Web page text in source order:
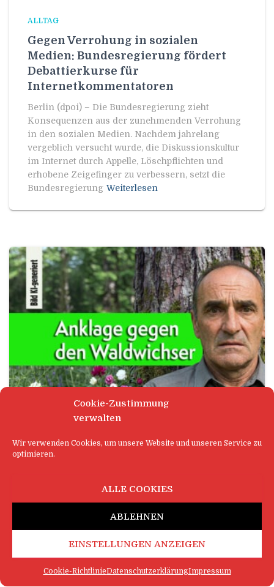
Cookie-Zustimmung
verwalten
Wir verwenden Cookies, um unsere Website und unseren Service zu
optimieren.
ALLE COOKIES
ABLEHNEN
EINSTELLUNGEN ANZEIGEN
Cookie-RichtlinieDatenschutzerklärungImpressum
ALLTAG
Gegen Verrohung in sozialen
Medien: Bundesregierung fördert
Debattierkurse für
Internetkommentatoren
Berlin (dpoi) – Die Bundesregierung zieht
Konsequenzen aus der zunehmenden Verrohung
in den sozialen Medien. Nachdem jahrelang
vergeblich versucht wurde, die Diskussionskultur
im Internet durch Appelle, Löschpflichten und
erhobene Zeigefinger zu verbessern, setzt die
Bundesregierung Weiterlesen
ALLTAG
Anklage gegen den Waldwichser
„Waldbader“ hat es in Markscheid geschafft, dass
nun ganze Waldgemeinschaften vor Gericht
ziehen. Der Mann, der den Stadtwald regelmäßig
für seine fragwürdigen „intensiven
Naturbegegnungen“ aufsuchte, wird von Bäumen,
Moosen, Sträuchern Weiterlesen